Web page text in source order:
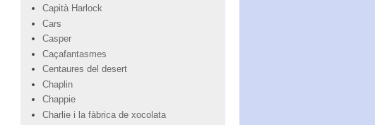
Capità Harlock
Cars
Casper
Caçafantasmes
Centaures del desert
Chaplin
Chappie
Charlie i la fàbrica de xocolata